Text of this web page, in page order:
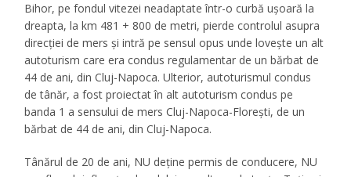
Bihor, pe fondul vitezei neadaptate într-o curbă ușoară la
dreapta, la km 481 + 800 de metri, pierde controlul asupra
direcției de mers și intră pe sensul opus unde lovește un alt
autoturism care era condus regulamentar de un bărbat de
44 de ani, din Cluj-Napoca. Ulterior, autoturismul condus
de tânăr, a fost proiectat în alt autoturism condus pe
banda 1 a sensului de mers Cluj-Napoca-Florești, de un
bărbat de 44 de ani, din Cluj-Napoca.
Tânărul de 20 de ani, NU deține permis de conducere, NU